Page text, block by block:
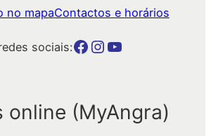
no mapaContactos e horários
sociais:Botão para a página da autarquia no Facebook Botão para a página da autarquia no Instagram Botão para a página da autarquia no Youtube
online (MyAngra)